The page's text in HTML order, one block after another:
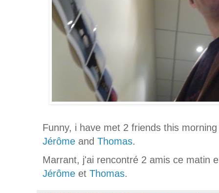
Funny, i have met 2 friends this
Jérôme and Thomas.
Marrant, j'ai rencontré 2 amis ce matin
Jérôme et Thomas.